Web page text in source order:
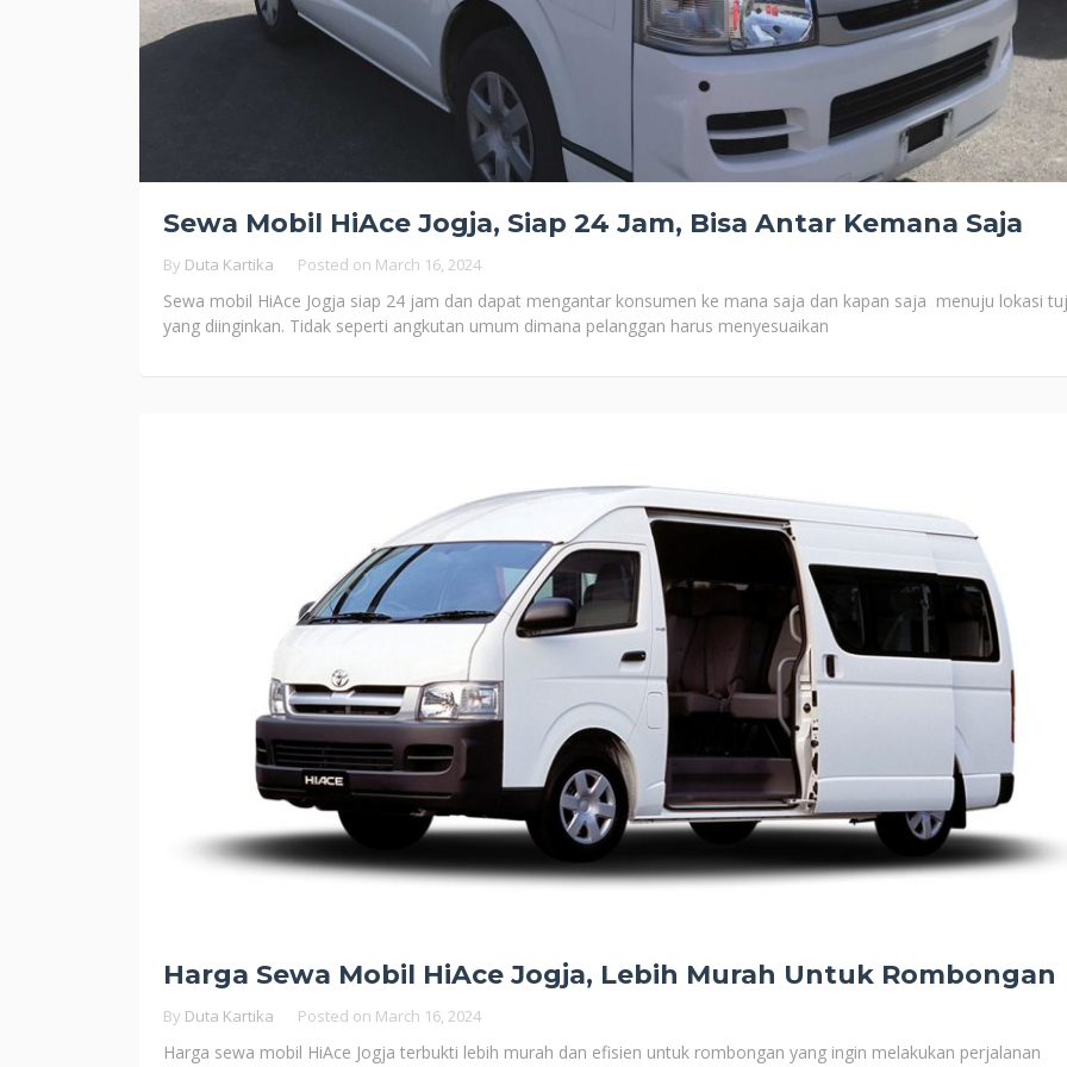
Sewa Mobil HiAce Jogja, Siap 24 Jam, Bisa Antar Kemana Saja
By Duta Kartika Posted on March 16, 2024
Sewa mobil HiAce Jogja siap 24 jam dan dapat mengantar konsumen ke mana saja dan kapan saja menuju lokasi
yang diinginkan. Tidak seperti angkutan umum dimana pelanggan harus menyesuaikan
Harga Sewa Mobil HiAce Jogja, Lebih Murah Untuk Rombongan
By Duta Kartika Posted on March 16, 2024
Harga sewa mobil HiAce Jogja terbukti lebih murah dan efisien untuk rombongan yang ingin melakukan perjalanan